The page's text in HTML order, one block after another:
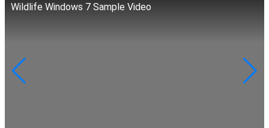
Wildlife Windows 7 Sample Video